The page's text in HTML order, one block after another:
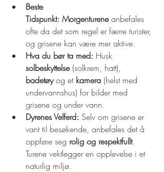
Beste
Tidspunkt: Morgenturene anbefales
ofte da det som regel er færre turister,
og grisene kan være mer aktive.
Hva du bør ta med: Husk
solbeskyttelse (solkrem, hatt),
badetøy og et kamera (helst med
undervannshus) for bilder med
grisene og under vann.
Dyrenes Velferd: Selv om grisene er
vant til besøkende, anbefales det å
oppføre seg rolig og respektfullt.
Turene vektlegger en opplevelse i et
naturlig miljø.